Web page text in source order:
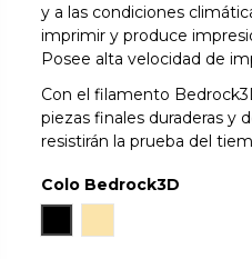
y a las condiciones
imprimir y produce
Posee alta velocidad de
Con el filamento
piezas finales duraderas y
resistirán la prueba del
Colo Bedrock3D